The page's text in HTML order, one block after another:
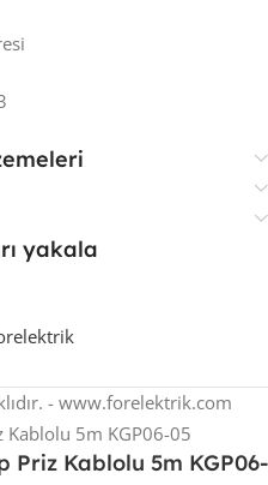
yakala
- www.forelektrik.com
Priz Kablolu 5m KGP06-